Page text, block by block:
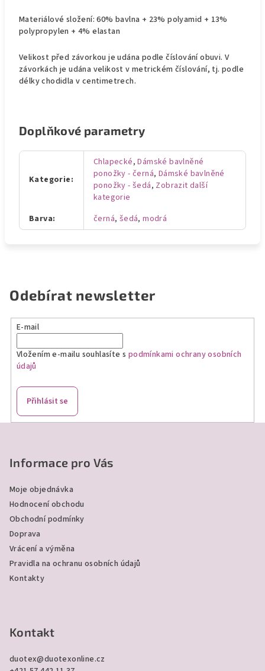
Materiálové složení: 60% bavlna + 23% polyamid + 13%
polypropylen + 4% elastan
Velikost před závorkou je udána podle číslování obuvi. V
závorkách je udána velikost v metrickém číslování, tj. podle
délky chodidla v centimetrech.
Doplňkové parametry
Kategorie:
Chlapecké,Dámské bavlněné
ponožky - černá, Dámské bavlněné
ponožky - šedá, Zobrazit další
kategorie
Barva: černá, šedá,modrá
Odebírat newsletter
E-mail
Vložením e-mailu souhlasíte s podmínkami ochrany osobních
údajů
Přihlásit se
Informace pro Vás
Moje objednávka
Hodnocení obchodu
Obchodní podmínky
Doprava
Vrácení a výměna
Pravidla na ochranu osobních údajů
Kontakty
Kontakt
duotex@duotexonline.cz